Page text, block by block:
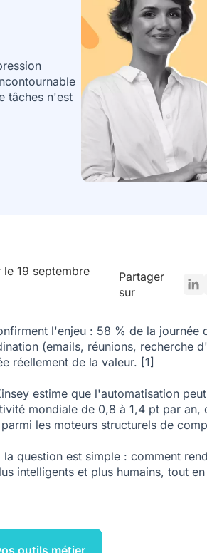
tâches n'est
19 septembre
Partager
sur
l'enjeu : 58 % de la journée
(emails, réunions, recherche
réellement de la valeur. [1]
estime que l'automatisation
mondiale de 0,8 à 1,4 pt par an,
les moteurs structurels de
question est simple : comment
intelligents et plus humains, tout
outils métier